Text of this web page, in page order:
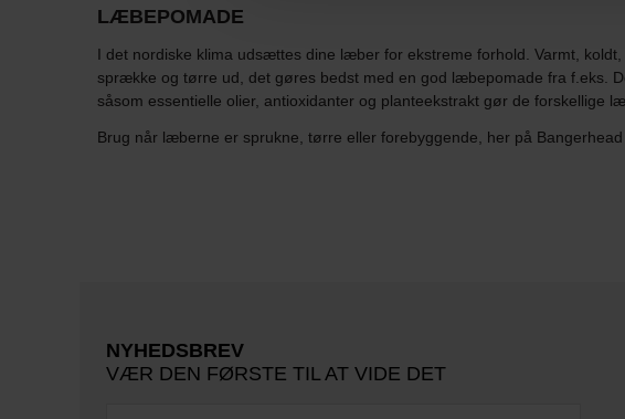
LÆBEPOMADE
I det nordiske klima udsættes dine læber for ekstreme forhold. Varmt,
sprække og tørre ud, det gøres bedst med en god læbepomade fra f.eks.
såsom essentielle olier, antioxidanter og planteekstrakt gør de forskellige
Brug når læberne er sprukne, tørre eller forebyggende, her på
NYHEDSBREV
VÆR DEN FØRSTE TIL AT VIDE DET